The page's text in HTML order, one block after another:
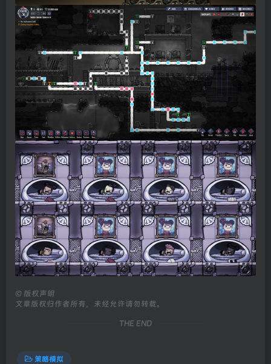
© 版权声明
文章版权归作者所有，未经允许请勿转载。
THE END
策略模拟